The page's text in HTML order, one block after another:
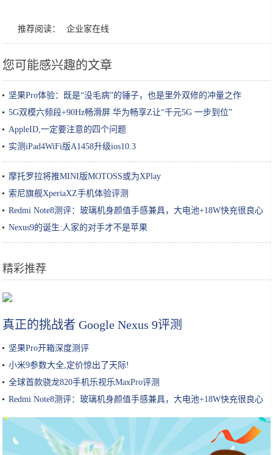
推荐阅读： 企业家在线
您可能感兴趣的文章
坚果Pro体验：既是“没毛病”的锤子，也是里外双修的冲量之作
5G双模六频段+90Hz畅滑屏 华为畅享Z让“千元5G 一步到位”
AppleID,一定要注意的四个问题
实测iPad4WiFi版A1458升级ios10.3
摩托罗拉将推MINI版MOTOSS或为XPlay
索尼旗舰XperiaXZ手机体验评测
Redmi Note8测评：玻璃机身颜值手感兼具，大电池+18W快充很良心
Nexus9的诞生:人家的对手才不是苹果
精彩推荐
保湿超过100小时？吴昕、张韶涵都推荐的喷雾？这些护肤品我都要
真正的挑战者 Google Nexus 9评测
坚果Pro开箱深度测评
小米9参数大全,定价惊出了天际!
全球首款骁龙820手机乐视乐MaxPro评测
Redmi Note8测评：玻璃机身颜值手感兼具，大电池+18W快充很良心